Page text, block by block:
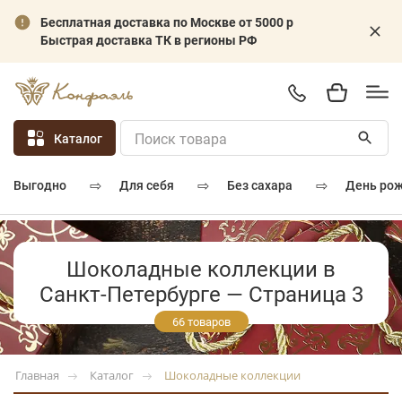
Бесплатная доставка по Москве от 5000 р
Быстрая доставка ТК в регионы РФ
Каталог
выгодно ⇨ для себя ⇨ без сахара ⇨ день
Шоколадные коллекции в
Санкт-Петербурге — Страница 3
66 товаров
Главная Каталог Шоколадные коллекции